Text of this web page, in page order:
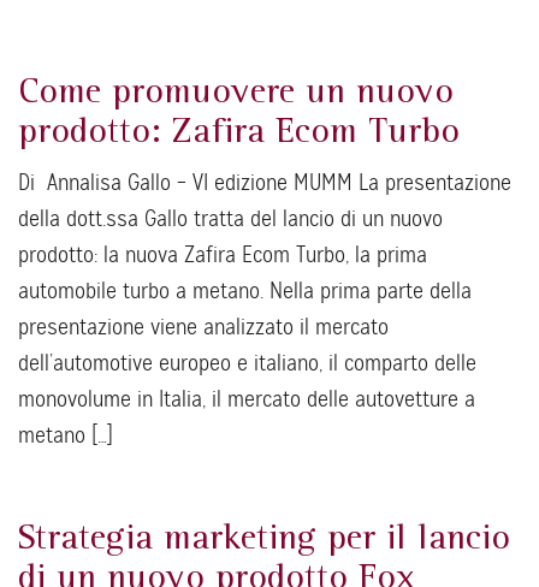
Come promuovere un nuovo
prodotto: Zafira Ecom Turbo
Di Annalisa Gallo – VI edizione MUMM La presentazione
della dott.ssa Gallo tratta del lancio di un nuovo
prodotto: la nuova Zafira Ecom Turbo, la prima
automobile turbo a metano. Nella prima parte della
presentazione viene analizzato il mercato
dell’automotive europeo e italiano, il comparto delle
monovolume in Italia, il mercato delle autovetture a
metano […]
Strategia marketing per il lancio
di un nuovo prodotto Fox